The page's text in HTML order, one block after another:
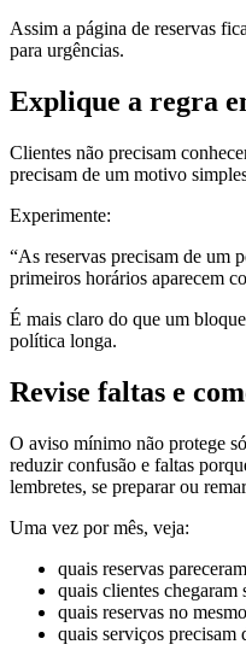
Assim a página de reservas
para urgências.
Explique a regra
Clientes não precisam
precisam de um motivo
Experimente:
“As reservas precisam de um
primeiros horários aparecem
É mais claro do que um
política longa.
Revise faltas e
O aviso mínimo não protege
reduzir confusão e faltas
lembretes, se preparar ou
Uma vez por mês, veja:
quais reservas
quais clientes chegaram
quais reservas no
quais serviços precisam